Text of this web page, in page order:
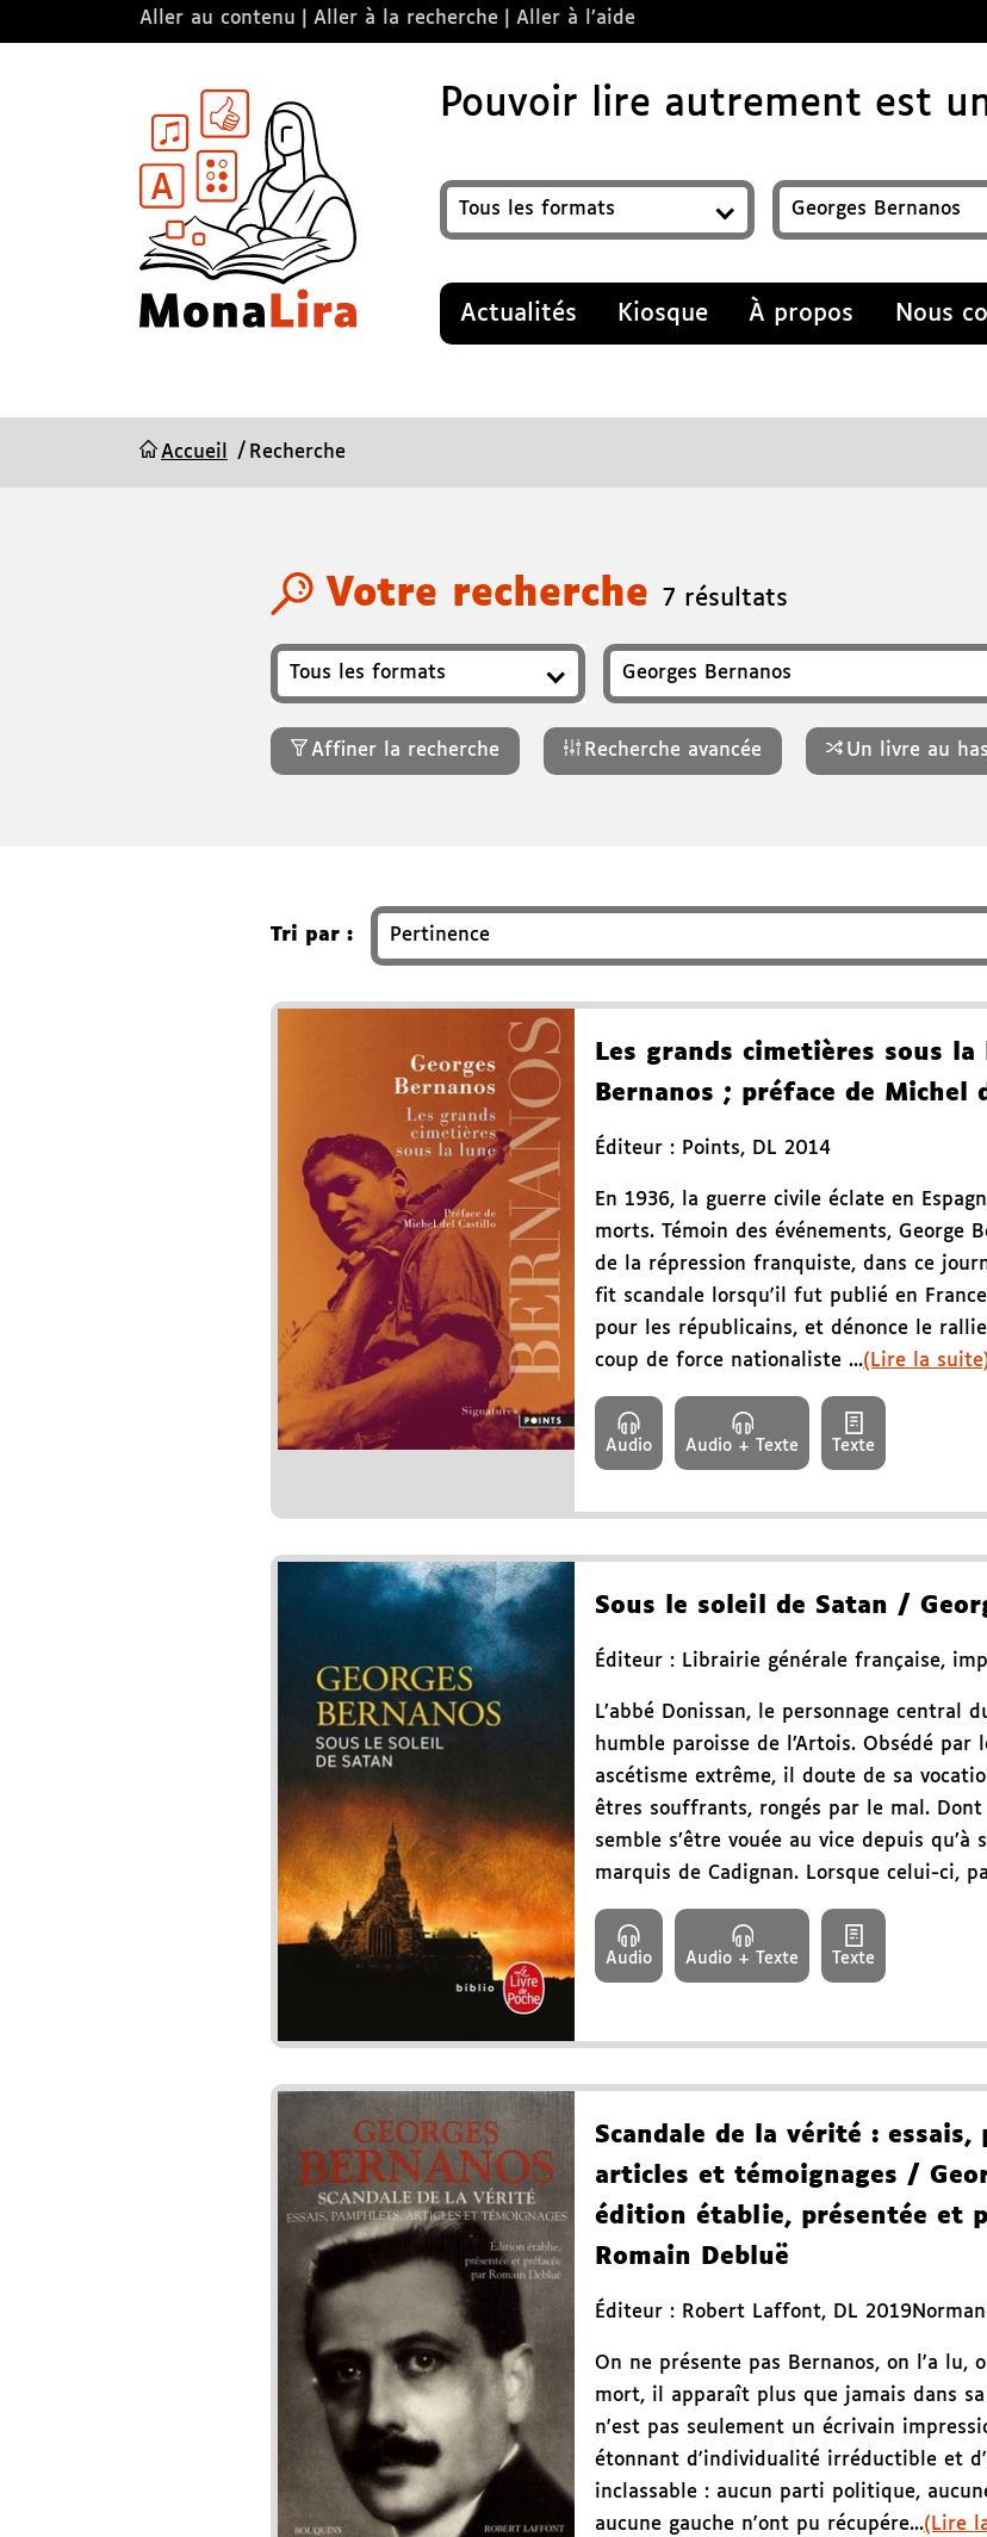
Aller au contenu Aller à la recherche Aller à l’aide
Pouvoir lire autrement est
Format
Recherchez un titre, auteur, ISBN, sujet…
Actualités Kiosque À propos Nous
Accueil Recherche
Votre recherche 7 résultats
Format
Recherchez un titre, auteur, ISBN, genre…
Affiner la recherche Recherche avancée Un livre au
Tri par :
Les grands cimetières sous la
Bernanos ; préface de Michel
Éditeur : Points, DL 2014
En 1936, la guerre civile éclate en
morts. Témoin des événements, George
de la répression franquiste, dans ce
fit scandale lorsqu'il fut publié en
pour les républicains, et dénonce le
coup de force nationaliste ...(Lire la
Audio Audio + Texte Texte
Sous le soleil de Satan /
Éditeur : Librairie générale française,
L’abbé Donissan, le personnage central
humble paroisse de l’Artois. Obsédé par
ascétisme extrême, il doute de sa
êtres souffrants, rongés par le mal.
semble s’être vouée au vice depuis qu’à
marquis de Cadignan. Lorsque celui-ci,
Audio Audio + Texte Texte
Scandale de la vérité : essais,
articles et témoignages /
édition établie, présentée et
Romain Debluë
Éditeur : Robert Laffont, DL 2019
On ne présente pas Bernanos, on l'a lu,
mort, il apparaît plus que jamais dans
n'est pas seulement un écrivain
étonnant d'individualité irréductible et
inclassable : aucun parti politique,
aucune gauche n'ont pu récupére...(Lire